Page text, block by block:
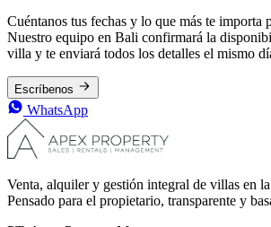
Cuéntanos tus fechas y lo que más te importa
Nuestro equipo en Bali confirmará la
villa y te enviará todos los detalles el mismo
Escríbenos
WhatsApp
Venta, alquiler y gestión integral de villas en
Pensado para el propietario, transparente y